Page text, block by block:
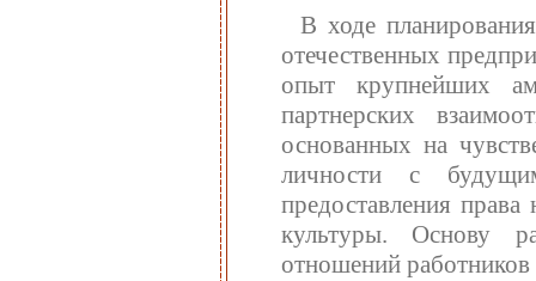
В ходе
отечественных
опыт крупнейших
партнерских
основанных на
личности с
предоставления
культуры. Основу
отношений